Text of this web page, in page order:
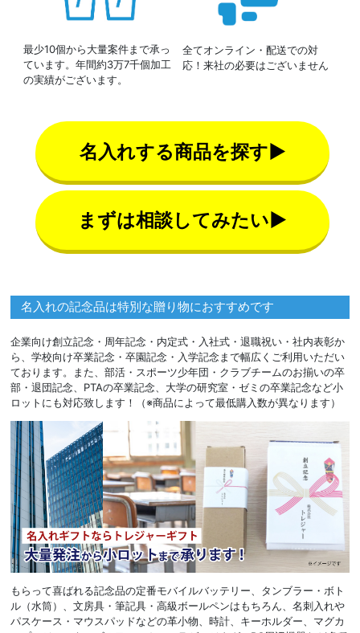
最少10個から大量案件まで承っ
ています。年間約3万7千個加工
の実績がございます。
全てオンライン・配送での対
応！来社の必要はございません
名入れする商品を探す▶
まずは相談してみたい▶
名入れの記念品は特別な贈り物におすすめです
企業向け創立記念・周年記念・内定式・入社式・退職祝い・社内表彰か
ら、学校向け卒業記念・卒園記念・入学記念まで幅広くご利用いただい
ております。また、部活・スポーツ少年団・クラブチームのお揃いの卒
部・退団記念、PTAの卒業記念、大学の研究室・ゼミの卒業記念など小
ロットにも対応致します！（※商品によって最低購入数が異なります）
もらって喜ばれる記念品の定番モバイルバッテリー、タンブラー・ボト
ル（水筒）、文房具・筆記具・高級ボールペンはもちろん、名刺入れや
パスケース・マウスパッドなどの革小物、時計、キーホルダー、マグカ